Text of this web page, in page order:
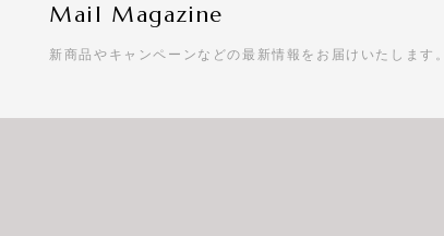
Mail Magazine
新商品やキャンペーンなどの最新情報をお届けいたします。